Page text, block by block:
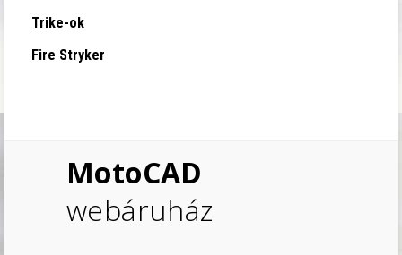
Trike-ok
Fire Stryker
MotoCAD
webáruház